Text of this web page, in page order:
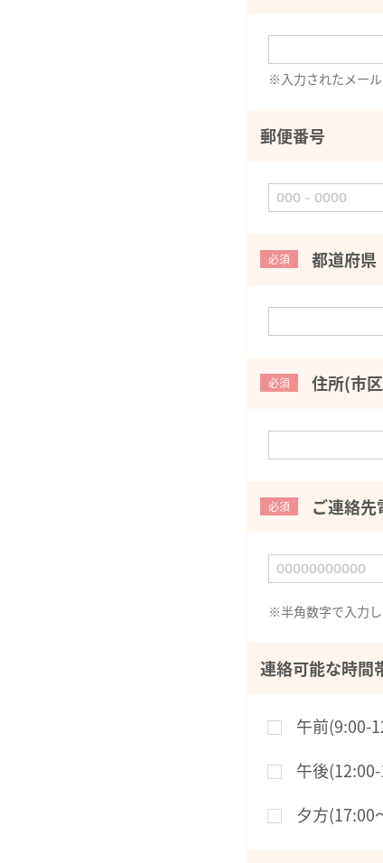
※入力されたメール
郵便番号
必須 都道府県
必須 住所(市
必須 ご連絡先
※半角数字で入力
連絡可能な時間
午前(9:00-
午後
夕方(17:00